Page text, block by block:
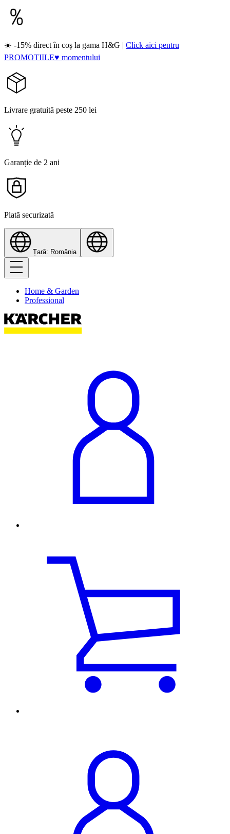
☀️ -15% direct în coș la gama H&G | Click aici pentru
PROMOTIILE♥ momentului
Livrare gratuită peste 250 lei
Garanție de 2 ani
Plată securizată
Țară: România
Home & Garden
Professional